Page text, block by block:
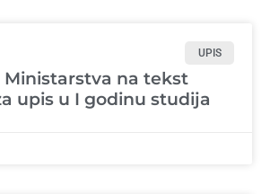
UPIS
Ministarstva na tekst
upis u I godinu studija